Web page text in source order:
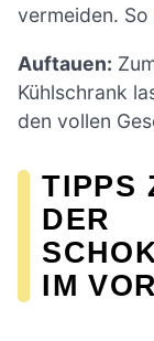
vermeiden.
Auftauen:
Kühlschrank
den vollen
TIPPS
DER
IM